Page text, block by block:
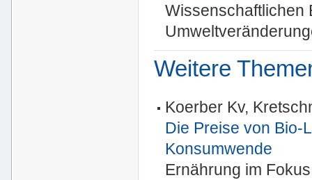
Wissenschaftlichen
Weitere
Koerber Kv,
Die Preise von Bio-
Konsumwende
Ernährung im